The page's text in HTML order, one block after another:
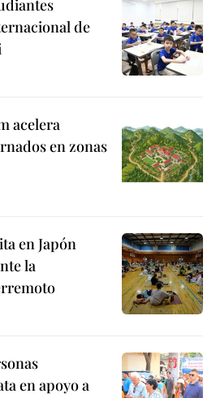
de
acelera
en zonas
en Japón
la
en apoyo a